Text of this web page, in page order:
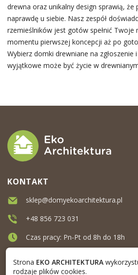
drewna oraz unikalny design sprawią, że
naprawdę u siebie. Nasz zespół
rzemieślników jest gotów spełnić Twoje
momentu pierwszej koncepcji aż po
Wybierz domki drewniane na zgłoszenie
wyjątkowe może być życie w
KONTAKT
sklep@domyekoarchitektura.pl
+48 856 723 031
Czas pracy: Pn-Pt od 8h do 18h
Strona EKO ARCHITEKTURA
rodzaje plików cookies.